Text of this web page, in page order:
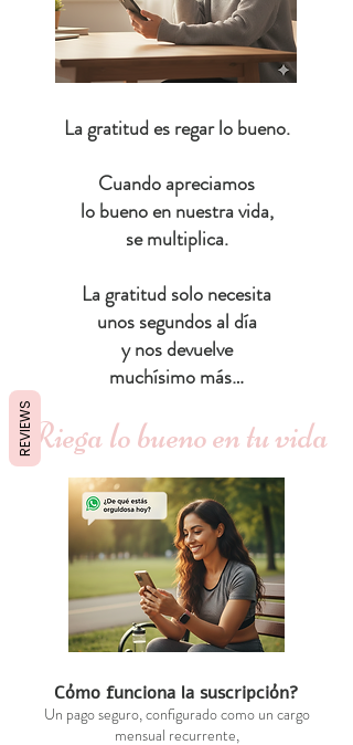
La gratitud es regar lo bueno.
Cuando apreciamos
lo bueno en nuestra vida,
se multiplica.
La gratitud solo necesita
unos segundos al día
y nos devuelve
muchísimo más…
Riega lo bueno en tu vida
Cómo funciona la suscripción?
Un pago seguro, configurado como un cargo
mensual recurrente,
REVIEWS